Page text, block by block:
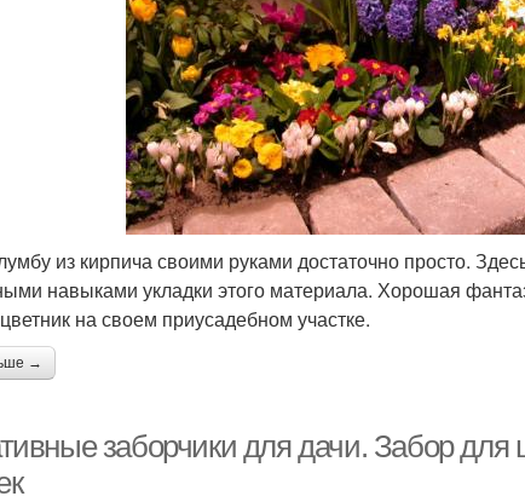
из кирпича своими руками достаточно просто.
навыками укладки этого материала. Хорошая
на своем приусадебном участке.
→
заборчики для дачи. Забор для